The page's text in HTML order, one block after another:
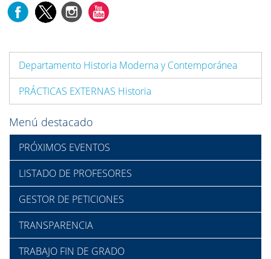
Departamento Historia Moderna y Contemporánea
PRÁCTICAS EXTERNAS Historia
Menú destacado
PRÓXIMOS EVENTOS
LISTADO DE PROFESORES
GESTOR DE PETICIONES
TRANSPARENCIA
TRABAJO FIN DE GRADO